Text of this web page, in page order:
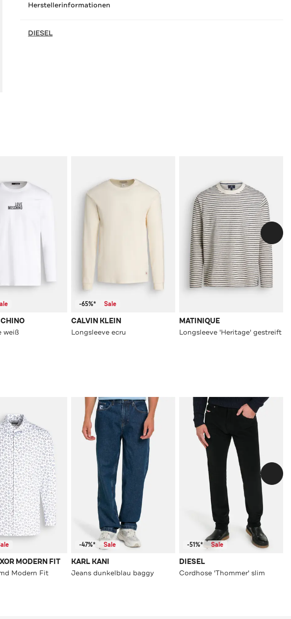
Herstellerinformationen
DIESEL
weiß
-65%* Sale
CALVIN KLEIN
Longsleeve ecru
MATINIQUE
Longsleeve 'Heritage' gestreift
MODERN FIT
Modern Fit
-47%* Sale
KARL KANI
Jeans dunkelblau baggy
-51%* Sale
DIESEL
Cordhose 'Thommer' slim